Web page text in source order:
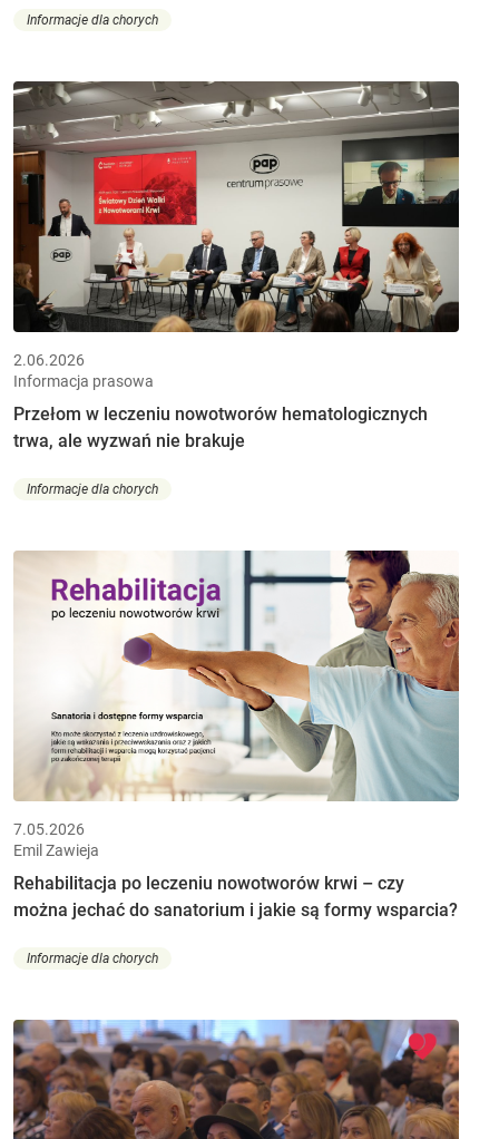
Informacje dla chorych
2.06.2026
Informacja prasowa
Przełom w leczeniu nowotworów hematologicznych
trwa, ale wyzwań nie brakuje
Informacje dla chorych
7.05.2026
Emil Zawieja
Rehabilitacja po leczeniu nowotworów krwi – czy
można jechać do sanatorium i jakie są formy wsparcia?
Informacje dla chorych